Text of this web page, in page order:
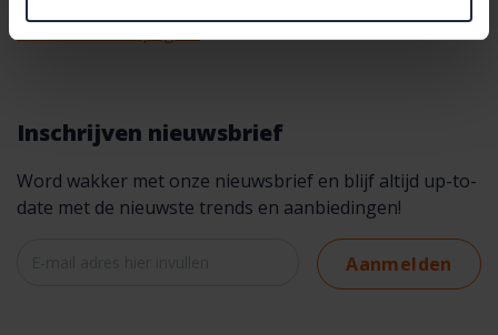
klantenservice paginaen vind snel antwoorden.
Inschrijven nieuwsbrief
Word wakker met onze nieuwsbrief en blijf altijd up-to-
date met de nieuwste trends en aanbiedingen!
Aanmelden